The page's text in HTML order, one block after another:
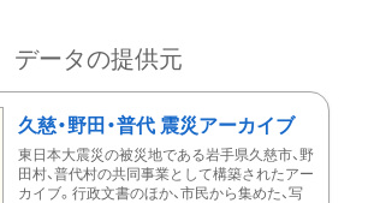
データの提供元
久慈・野田・普代 震災アーカイブ
東日本大震災の被災地である岩手県久慈市、野
田村、普代村の共同事業として構築されたアー
カイブ。行政文書のほか、市民から集めた、写